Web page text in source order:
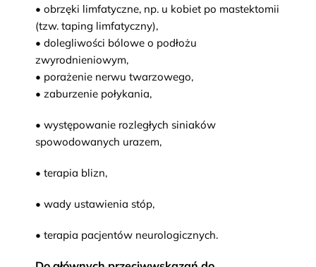
• obrzęki limfatyczne, np. u kobiet po mastektomii
(tzw. taping limfatyczny),
• dolegliwości bólowe o podłożu
zwyrodnieniowym,
• porażenie nerwu twarzowego,
• zaburzenie połykania,
• występowanie rozległych siniaków
spowodowanych urazem,
• terapia blizn,
• wady ustawienia stóp,
• terapia pacjentów neurologicznych.